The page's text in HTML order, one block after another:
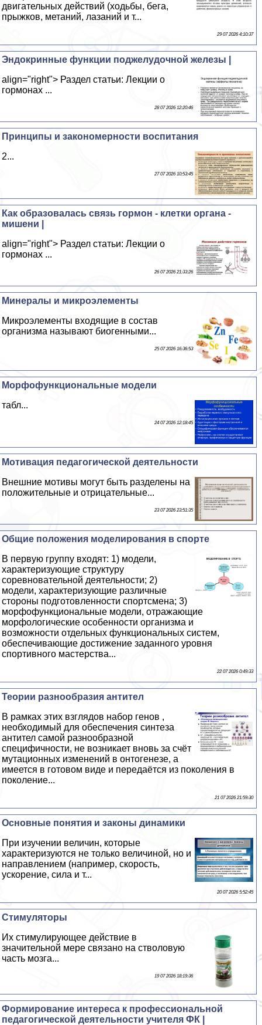
двигательных действий (ходьбы, бега,
прыжков, метаний, лазаний и т...
29 07 2026 4:10:37
Эндокринные функции поджелудочной железы |
align="right"> Раздел статьи: Лекции о
гормонах ...
28 07 2026 12:20:46
Принципы и закономерности воспитания
2...
27 07 2026 10:53:45
Как образовалась связь гормон - клетки органа -
мишени |
align="right"> Раздел статьи: Лекции о
гормонах ...
26 07 2026 21:33:26
Минералы и микроэлементы
Микроэлементы входящие в состав
организма называют биогенными...
25 07 2026 16:36:53
Морфофункциональные модели
табл...
24 07 2026 12:18:45
Мотивация педагогической деятельности
Внешние мотивы могут быть разделены на
положительные и отрицательные...
23 07 2026 23:51:35
Общие положения моделирования в спорте
В первую группу входят: 1) модели,
хаpaктеризующие структуру
соревновательной деятельности; 2)
модели, хаpaктеризующие различные
стороны подготовленности спортсмена; 3)
морфофункциональные модели, отражающие
морфологические особенности организма и
возможности отдельных функциональных систем,
обеспечивающие достижение заданного уровня
спортивного мастерства...
22 07 2026 0:49:33
Теории разнообразия антител
В рамках этих взглядов набор генов ,
необходимый для обеспечения синтеза
антител самой разнообразной
специфичности, не возникает вновь за счёт
мутационных изменений в онтогенезе, а
имеется в готовом виде и передаётся из поколения в
поколение...
21 07 2026 21:59:30
Основные понятия и законы динамики
При изучении величин, которые
хаpaктеризуются не только величиной, но и
направлением (например, скорость,
ускорение, сила и т...
20 07 2026 5:52:45
Стимуляторы
Их стимулирующее действие в
значительной мере связано на стволовую
часть мозга...
19 07 2026 18:19:36
Формирование интереса к профессиональной
педагогической деятельности учителя ФК |